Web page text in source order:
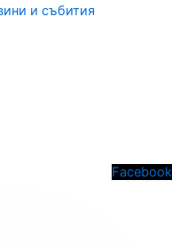
и събития
Facebook